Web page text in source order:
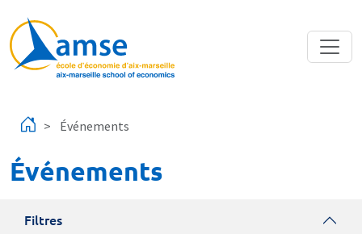
Événements
Événements
Filtres